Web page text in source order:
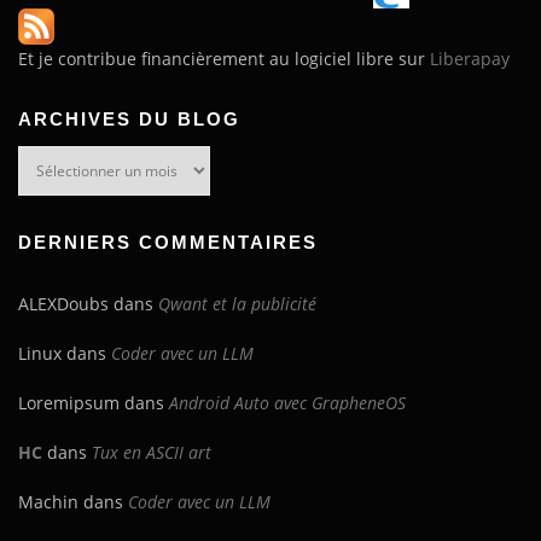
Et je contribue financièrement au logiciel libre sur Liberapay
ARCHIVES DU BLOG
DERNIERS COMMENTAIRES
ALEXDoubs dans Qwant et la publicité
Linux dans Coder avec un LLM
Loremipsum dansAndroid Auto avec GrapheneOS
HC dans Tux en ASCII art
Machin dans Coder avec un LLM